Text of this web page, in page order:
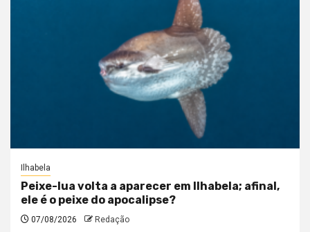
Ilhabela
Peixe-lua volta a aparecer em Ilhabela; afinal,
ele é o peixe do apocalipse?
07/08/2026 Redação